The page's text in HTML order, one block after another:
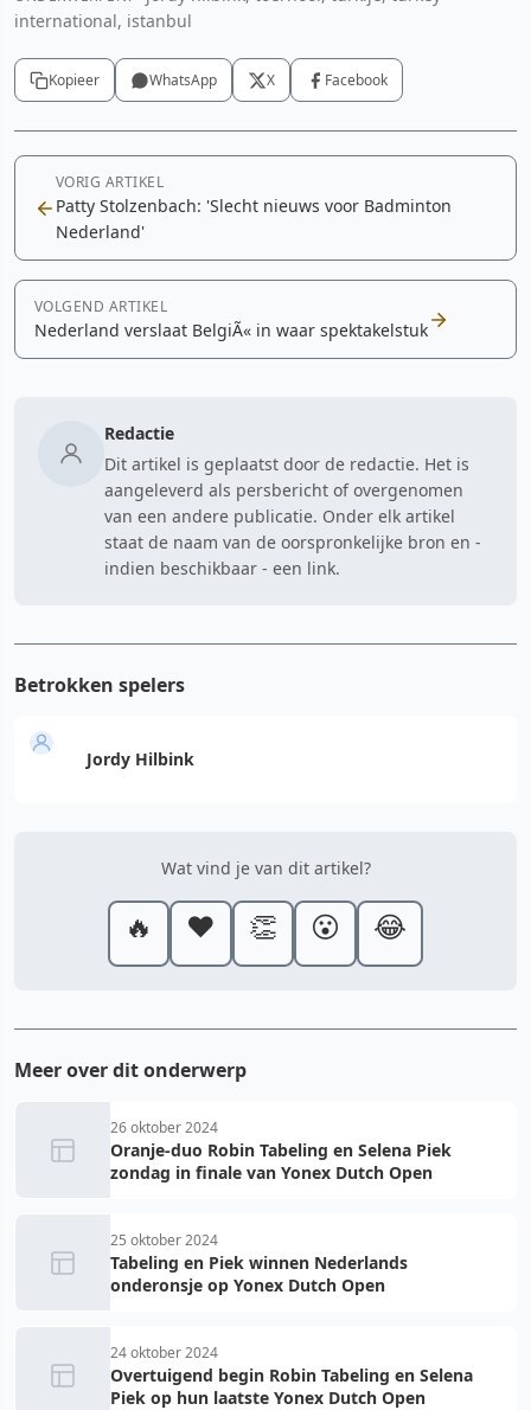
international, istanbul
Kopieer WhatsApp X Facebook
VORIG ARTIKEL
Patty Stolzenbach: 'Slecht nieuws voor Badminton
Nederland'
VOLGEND ARTIKEL
Nederland verslaat BelgiÃ« in waar spektakelstuk
Redactie
Dit artikel is geplaatst door de redactie. Het is
aangeleverd als persbericht of overgenomen
van een andere publicatie. Onder elk artikel
staat de naam van de oorspronkelijke bron en -
indien beschikbaar - een link.
Betrokken spelers
Jordy Hilbink
Wat vind je van dit artikel?
🔥 ❤️ 👏 😮 😂
Meer over dit onderwerp
26 oktober 2024
Oranje-duo Robin Tabeling en Selena Piek
zondag in finale van Yonex Dutch Open
25 oktober 2024
Tabeling en Piek winnen Nederlands
onderonsje op Yonex Dutch Open
24 oktober 2024
Overtuigend begin Robin Tabeling en Selena
Piek op hun laatste Yonex Dutch Open